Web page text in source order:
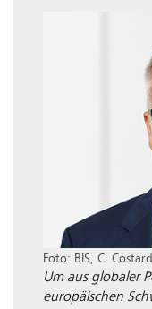
Foto: BIS, C. Costard
Um aus globaler
europäischen